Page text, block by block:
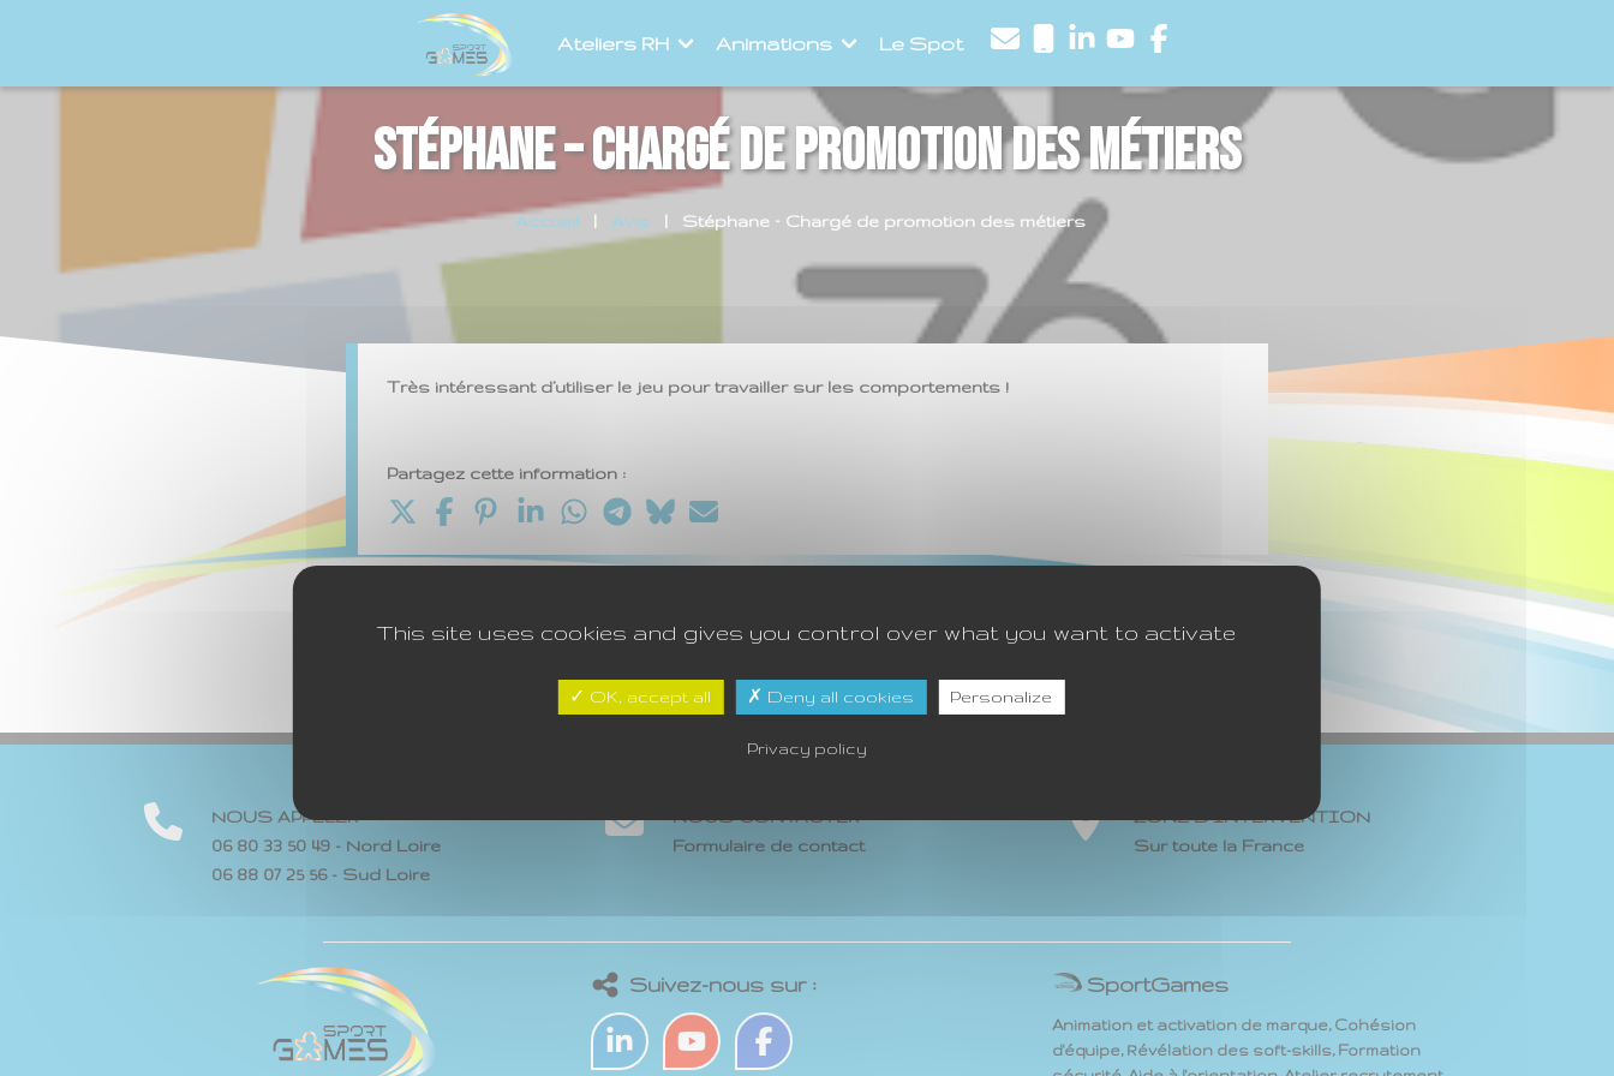
Ateliers RH Animations Le Spot
Stéphane – Chargé de promotion des métiers
Accueil Avis Stéphane – Chargé de promotion des métiers
Très intéressant d’utiliser le jeu pour travailler sur les comportements !
Partagez cette information :
NOUS APPELER
06 80 33 50 49 - Nord Loire
06 88 07 25 56 - Sud Loire
NOUS CONTACTER
Formulaire de contact
ZONE D'INTERVENTION
Sur toute la France
Suivez-nous sur : SportGames
Animation et activation de marque, Cohésion
d'équipe, Révélation des soft-skills, Formation
This site uses cookies and gives you control over what you want to activate
OK, accept all Deny all cookies Personalize
Privacy policy